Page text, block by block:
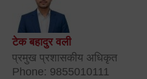
टेक बहादुर वली
प्रमुख प्रशासकीय अधिकृत
Phone: 9855010111